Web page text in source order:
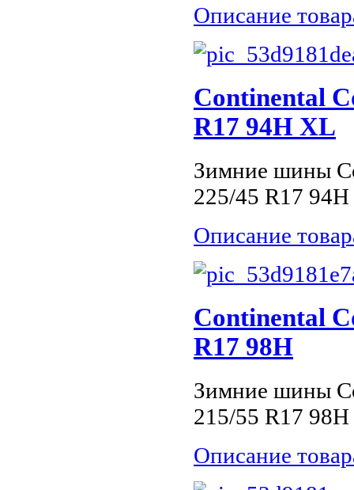
Описание
Continental
R17 94H XL
Зимние шины
225/45 R17
Описание
Continental
R17 98H
Зимние шины
215/55 R17 98H
Описание